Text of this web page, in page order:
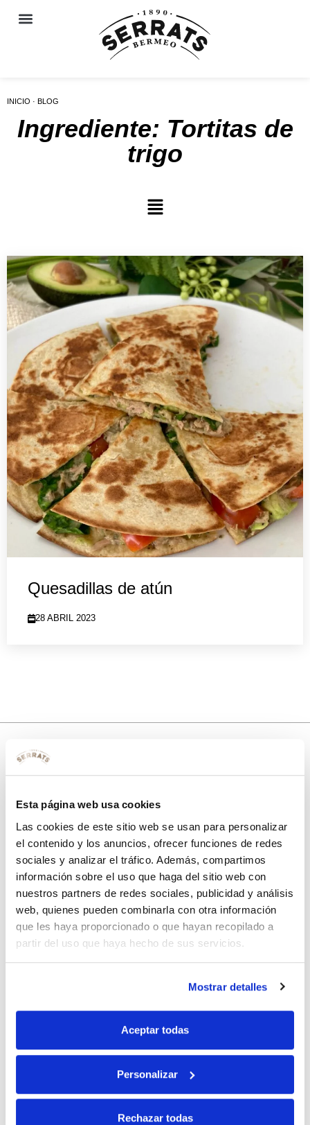
Esta página web usa cookies
Las cookies de este sitio web se usan para personalizar
el contenido y los anuncios, ofrecer funciones de redes
sociales y analizar el tráfico. Además, compartimos
información sobre el uso que haga del sitio web con
nuestros partners de redes sociales, publicidad y análisis
web, quienes pueden combinarla con otra información
que les haya proporcionado o que hayan recopilado a
partir del uso que haya hecho de sus servicios.
Mostrar detalles
Aceptar todas
Personalizar
Rechazar todas
INICIO · BLOG
Ingrediente: Tortitas de
trigo
Quesadillas de atún
28 ABRIL 2023
10% de descuento
con tu primera compra.
Apúntate a nuestra newsletter para recibir nuestrasofertas
disfruta de un 10% de descuento en tu primera compra.
fines comerciales, legitimación: consentimiento, destinatarios: proveedor de
otros derechos, como se explica en la información adicional.
SUBSCRIBETE AHORA